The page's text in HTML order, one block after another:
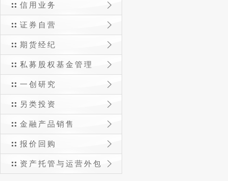
信用业务
证券自营
期货经纪
私募股权基金管理
一创研究
另类投资
金融产品销售
报价回购
资产托管与运营外包